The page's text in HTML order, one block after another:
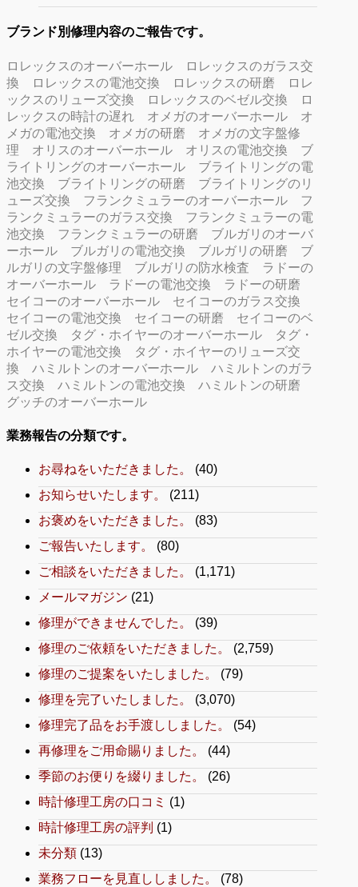
ブランド別修理内容のご報告です。
ロレックスのオーバーホール
ロレックスのガラス交
換
ロレックスの電池交換 ロレックスの研磨
ロレ
ックスのリューズ交換
ロレックスのベゼル交換
ロ
レックスの時計の遅れ
オメガのオーバーホール
オ
メガの電池交換
オメガの研磨
オメガの文字盤修
理
オリスのオーバーホール オリスの電池交換
ブ
ライトリングのオーバーホール
ブライトリングの電
池交換
ブライトリングの研磨
ブライトリングのリ
ューズ交換
フランクミュラーのオーバーホール
フ
ランクミュラーのガラス交換
フランクミュラーの電
池交換
フランクミュラーの研磨
ブルガリのオーバ
ーホール
ブルガリの電池交換 ブルガリの研磨
ブ
ルガリの文字盤修理
ブルガリの防水検査
ラドーの
オーバーホール
ラドーの電池交換
ラドーの研磨
セイコーのオーバーホール
セイコーのガラス交換
セイコーの電池交換
セイコーの研磨
セイコーのベ
ゼル交換
タグ・ホイヤーのオーバーホール
タグ・
ホイヤーの電池交換
タグ・ホイヤーのリューズ交
換
ハミルトンのオーバーホール
ハミルトンのガラ
ス交換
ハミルトンの電池交換
ハミルトンの研磨
グッチのオーバーホール
業務報告の分類です。
お尋ねをいただきました。
(40)
お知らせいたします。
(211)
お褒めをいただきました。
(83)
ご報告いたします。
(80)
ご相談をいただきました。
(1,171)
メールマガジン (21)
修理ができませんでした。
(39)
修理のご依頼をいただきました。
(2,759)
修理のご提案をいたしました。
(79)
修理を完了いたしました。
(3,070)
修理完了品をお手渡ししました。
(54)
再修理をご用命賜りました。
(44)
季節のお便りを綴りました。
(26)
時計修理工房の口コミ (1)
時計修理工房の評判 (1)
未分類 (13)
業務フローを見直ししました。
(78)